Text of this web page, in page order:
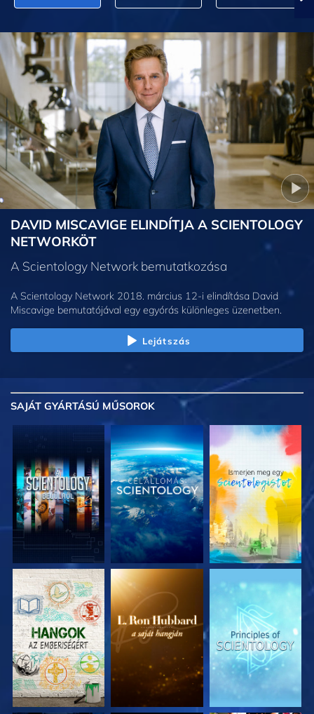
DAVID MISCAVIGE ELINDÍTJA A SCIENTOLOGY
NETWORKÖT
A Scientology Network bemutatkozása
A Scientology Network 2018. március 12-i elindítása David
Miscavige bemutatójával egy egyórás különleges üzenetben.
Lejátszás
SAJÁT GYÁRTÁSÚ MŰSOROK
A SOROZAT
RÉSZEI
A SOROZAT
RÉSZEI
A SOROZAT
RÉSZEI